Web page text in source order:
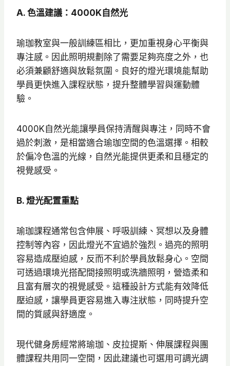
A. 色溫建議：4000K自然光
瑜珈教室與一般訓練區相比，更加重視身心平衡與
專注感。因此照明規劃除了需要足夠亮度之外，也
必須兼顧舒適與放鬆氛圍。良好的燈光環境能幫助
學員更快進入課程狀態，提升整體學習與運動體
驗。
4000K自然光能讓學員保持清醒與專注，同時不會
過於刺激，是相當適合瑜珈空間的色溫選擇。相較
於偏冷色溫的光線，自然光能提供更柔和且穩定的
視覺感受。
B. 燈光配置重點
瑜珈課程通常包含伸展、呼吸訓練、冥想以及身體
控制等內容，因此燈光不宜過於強烈。過亮的照明
容易造成壓迫感，反而不利於學員放鬆身心。空間
可透過環境光搭配間接照明或洗牆照明，營造柔和
且富有層次的視覺感受。這種設計方式能有效降低
壓迫感，讓學員更容易進入專注狀態，同時提升空
間的質感與舒適度。
現代健身房經常將瑜珈、皮拉提斯、伸展課程與團
體課程共用同一空間，因此建議也可選用可調光調